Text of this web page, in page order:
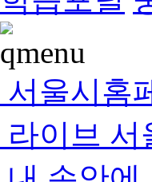
서울시홈
라이브 서